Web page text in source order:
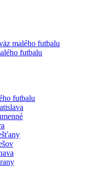
malého futbalu
futbalu
futbalu